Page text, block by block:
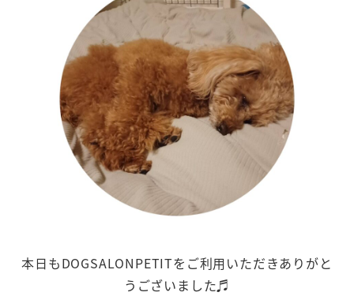
本日もDOGSALONPETITをご利用いただきありがと
うございました♬